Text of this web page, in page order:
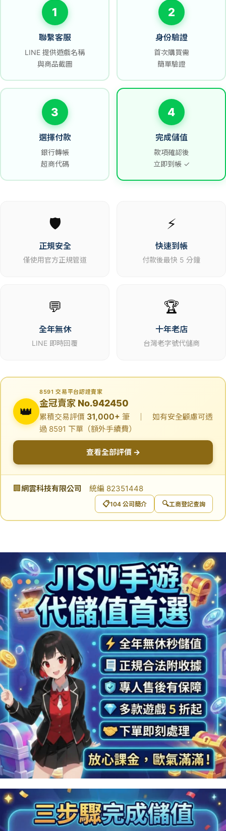
1
聯繫客服
LINE 提供遊戲名稱
與商品截圖
2
身份驗證
首次購買需
簡單驗證
3
選擇付款
銀行轉帳
超商代碼
4
完成儲值
款項確認後
立即到帳 ✓
🛡️
正規安全
僅使用官方正規管道
⚡
快速到帳
付款後最快 5 分鐘
💬
全年無休
LINE 即時回覆
🏆
十年老店
台灣老字號代儲商
👑
8591 交易平台認證賣家
金冠賣家 No.942450
累積交易評價 31,000+ 筆 ｜ 如有安全顧慮可透
過 8591 下單（額外手續費）
查看全部評價 →
🏢 網雲科技有限公司 統編 82351448
📋104 公司簡介 🔍工商登記查詢